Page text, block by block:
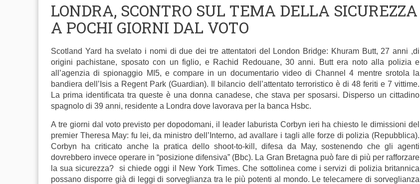
LONDRA, SCONTRO SUL TEMA DELLA SICUREZZA
A POCHI GIORNI DAL VOTO
Scotland Yard ha svelato i nomi di due dei tre attentatori del London Bridge: Khuram Butt, 27 anni ,di
origini pachistane, sposato con un figlio, e Rachid Redouane, 30 anni. Butt era noto alla polizia e
all’agenzia di spionaggio MI5, e compare in un documentario video di Channel 4 mentre srotola la
bandiera dell’Isis a Regent Park (Guardian). Il bilancio dell’attentato terroristico è di 48 feriti e 7 vittime.
La prima identificata tra queste è una donna canadese, che stava per sposarsi. Disperso un cittadino
spagnolo di 39 anni, residente a Londra dove lavorava per la banca Hsbc.
A tre giorni dal voto previsto per dopodomani, il leader laburista Corbyn ieri ha chiesto le dimissioni del
premier Theresa May: fu lei, da ministro dell’Interno, ad avallare i tagli alle forze di polizia (Repubblica).
Corbyn ha criticato anche la pratica dello shoot-to-kill, difesa da May, sostenendo che gli agenti
dovrebbero invece operare in “posizione difensiva” (Bbc). La Gran Bretagna può fare di più per rafforzare
la sua sicurezza? si chiede oggi il New York Times. Che sottolinea come i servizi di polizia britannica
possano disporre già di leggi di sorveglianza tra le più potenti al mondo. Le telecamere di sorveglianza